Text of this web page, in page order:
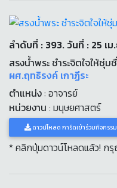
ลำดับที่ : 393. วันที่ : 25 เม
สรงน้ำพระ ชำระจิตใจให้ชุ่
ผศ.ฤทธิรงค์ เกาฏีระ
ตำแหน่ง: อาจารย์
หน่วยงาน : มนุษยศาสตร์
ดาวน์โหลด การ์ดเข้าร่วมกิจกรรม
* คลิกปุ่มดาวน์โหลดแล้ว! ก